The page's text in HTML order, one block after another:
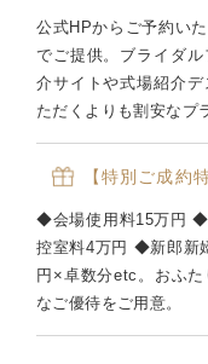
公式HPからご予約い
でご提供。ブライダ
介サイトや式場紹介
ただくよりも割安なプ
【特別ご成約
◆会場使用料15万円
控室料4万円 ◆新郎新
円×卓数分etc。おふ
なご優待をご用意。